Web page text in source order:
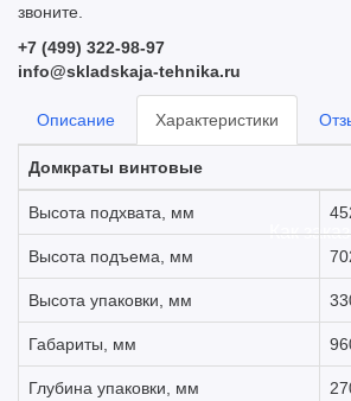
Как
звоните.
+7 (499) 322-98-97
info@skladskaja-tehnika.ru
Описание Характеристики
Домкраты винтовые
Высота подхвата, мм
Высота подъема, мм
Высота упаковки, мм
Габариты, мм
Глубина упаковки, мм